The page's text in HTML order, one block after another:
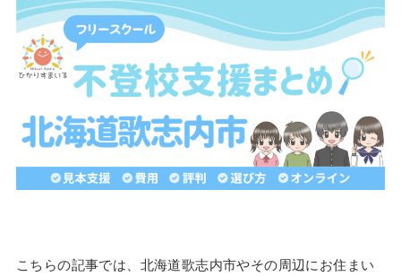
こちらの記事では、北海道歌志内市やその周辺にお住まい